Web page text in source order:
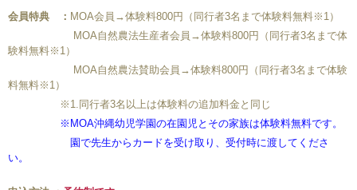
会員特典 ： MOA会員→体験料800円（同行者3名まで体験料無料※1）
MOA自然農法生産者会員→体験料800円（同行者3名まで体
験料無料※1）
MOA自然農法賛助会員→体験料800円（同行者3名まで体験
料無料※1）
※1.同行者3名以上は体験料の追加料金と同じ
※MOA沖縄幼児学園の在園児とその家族は体験料無料です。
園で先生からカードを受け取り、受付時に渡してくださ
い。